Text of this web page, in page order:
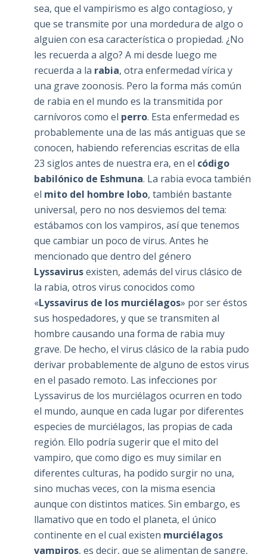
sea, que el vampirismo es algo contagioso, y
que se transmite por una mordedura de algo o
alguien con esa característica o propiedad. ¿No
les recuerda a algo? A mi desde luego me
recuerda a la rabia, otra enfermedad vírica y
una grave zoonosis. Pero la forma más común
de rabia en el mundo es la transmitida por
carnívoros como el perro. Esta enfermedad es
probablemente una de las más antiguas que se
conocen, habiendo referencias escritas de ella
23 siglos antes de nuestra era, en el código
babilónico de Eshmuna. La rabia evoca también
el mito del hombre lobo, también bastante
universal, pero no nos desviemos del tema:
estábamos con los vampiros, así que tenemos
que cambiar un poco de virus. Antes he
mencionado que dentro del género
Lyssavirusexisten, además del virus clásico de
la rabia, otros virus conocidos como
«Lyssavirus de los murciélagos» por ser éstos
sus hospedadores, y que se transmiten al
hombre causando una forma de rabia muy
grave. De hecho, el virus clásico de la rabia pudo
derivar probablemente de alguno de estos virus
en el pasado remoto. Las infecciones por
Lyssavirus de los murciélagos ocurren en todo
el mundo, aunque en cada lugar por diferentes
especies de murciélagos, las propias de cada
región. Ello podría sugerir que el mito del
vampiro, que como digo es muy similar en
diferentes culturas, ha podido surgir no una,
sino muchas veces, con la misma esencia
aunque con distintos matices. Sin embargo, es
llamativo que en todo el planeta, el único
continente en el cual existen murciélagos
vampiros, es decir, que se alimentan de sangre,